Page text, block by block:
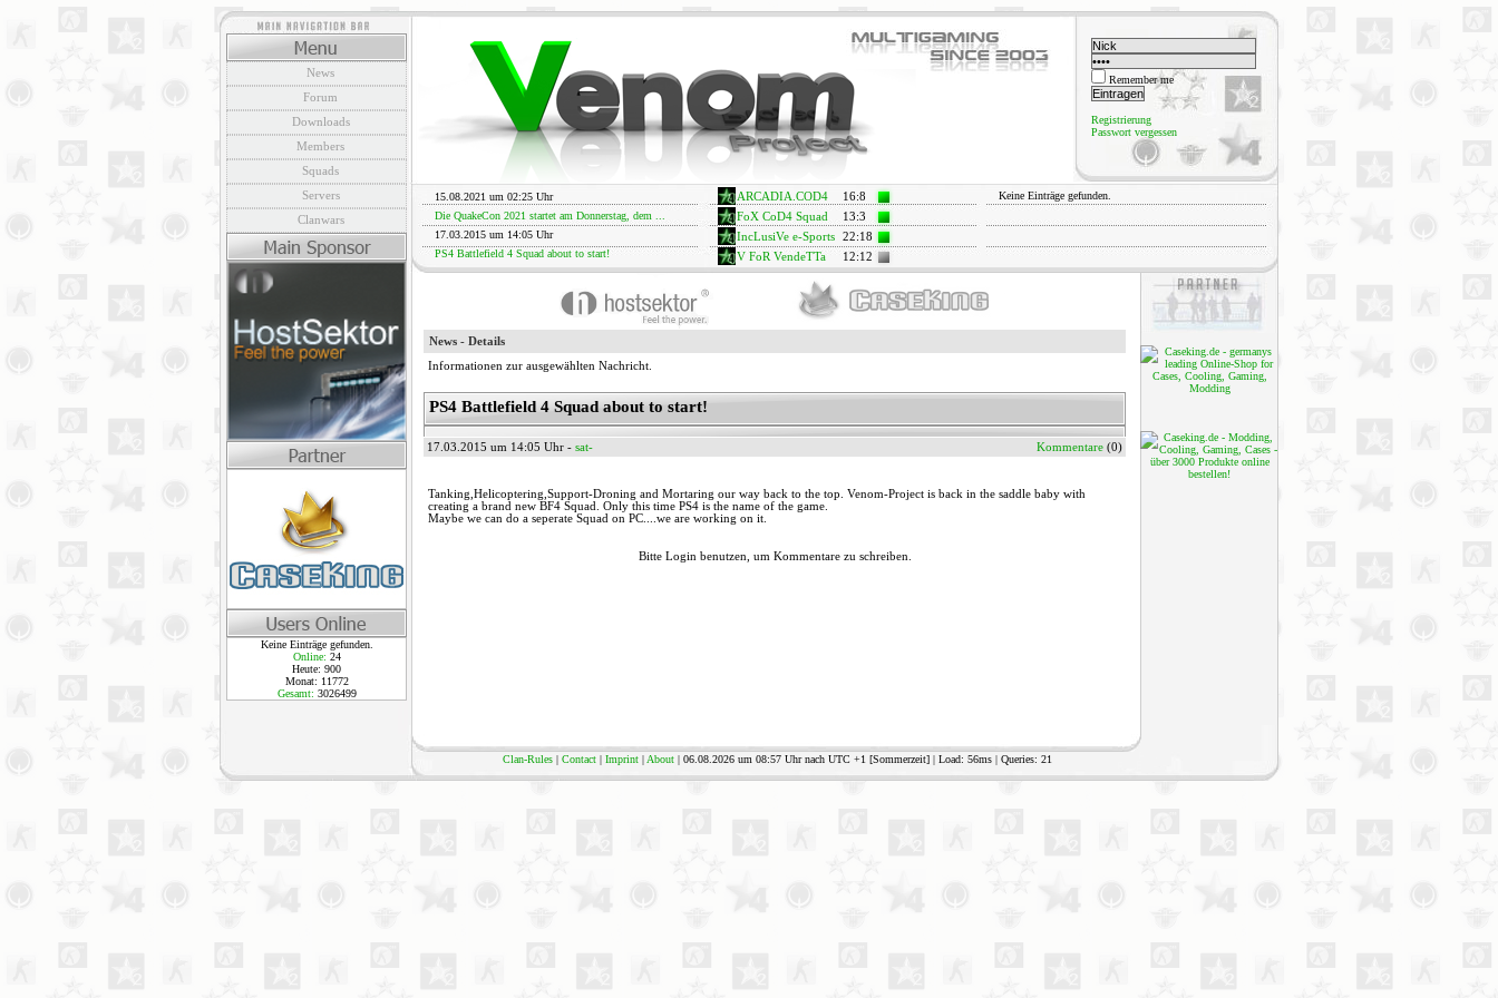
News
Forum
Downloads
Members
Squads
Servers
Clanwars
Keine Einträge gefunden.
Online: 24
Heute: 900
Monat: 11772
Gesamt: 3026499
Remember me
Registrierung
Passwort vergessen
15.08.2021 um 02:25 Uhr
Die QuakeCon 2021 startet am Donnerstag, dem ...
17.03.2015 um 14:05 Uhr
PS4 Battlefield 4 Squad about to start!
ARCADIA.COD4 16:8
FoX CoD4 Squad
13:3
IncLusiVe e-Sports
22:18
V FoR VendeTTa
12:12
Keine Einträge gefunden.
News - Details
Informationen zur ausgewählten Nachricht.
PS4 Battlefield 4 Squad about to start!
17.03.2015 um 14:05 Uhr - sat- Kommentare (0)
Tanking,Helicoptering,Support-Droning and Mortaring our way back to the top. Venom-Project is back in the saddle baby with
creating a brand new BF4 Squad. Only this time PS4 is the name of the game.
Maybe we can do a seperate Squad on PC....we are working on it.
Bitte Login benutzen, um Kommentare zu schreiben.
Clan-Rules| Contact| Imprint| About| 06.08.2026 um 08:57 Uhr nach UTC +1 [Sommerzeit] | Load: 56ms | Queries: 21